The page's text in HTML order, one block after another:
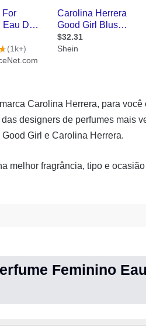
Carolina Herrera, para você
designers de perfumes mais
Girl e Carolina Herrera.
melhor fragrância, tipo e
Feminino